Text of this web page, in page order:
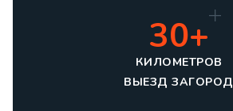
30+
КИЛОМЕТРОВ
ВЫЕЗД ЗАГОРОД